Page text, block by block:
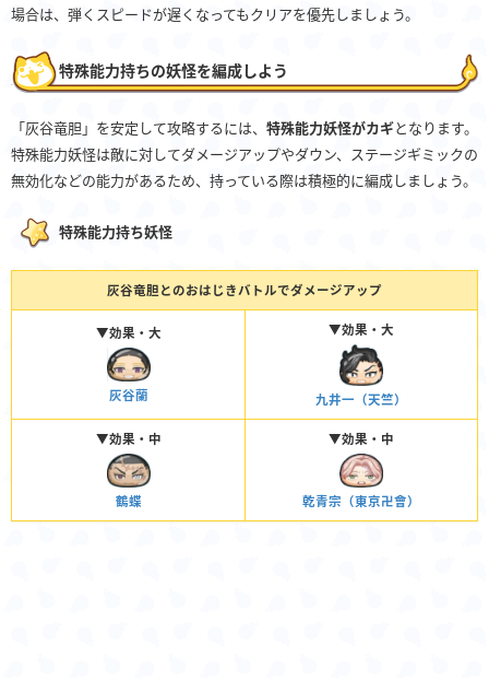
場合は、弾くスピードが遅くなってもクリアを優先しましょう。
特殊能力持ちの妖怪を編成しよう
「灰谷竜胆」を安定して攻略するには、 特殊能力妖怪がカギとなります。
特殊能力妖怪は敵に対してダメージアップやダウン、ステージギミックの
無効化などの能力があるため、持っている際は積極的に編成しましょう。
特殊能力持ち妖怪
灰谷竜胆とのおはじきバトルでダメージアップ
▼効果・大
灰谷蘭
▼効果・大
九井一（天竺）
▼効果・中
鶴蝶
▼効果・中
乾青宗（東京卍會）